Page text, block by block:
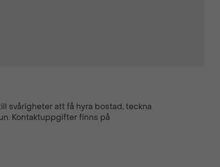
svårigheter att få hyra bostad, teckna
Kontaktuppgifter finns på